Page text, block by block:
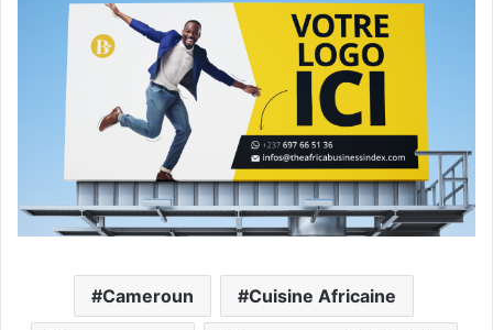
Cameroun Cuisine Africaine